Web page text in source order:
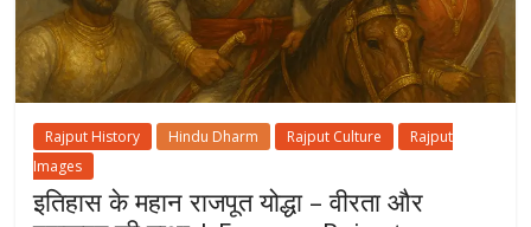
Rajput History Hindu Dharm Rajput Culture
Rajput
Images
इतिहास के महान राजपूत योद्धा – वीरता और